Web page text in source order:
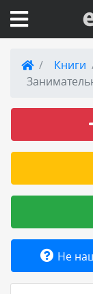
Вход на
Товары
Книги
Не